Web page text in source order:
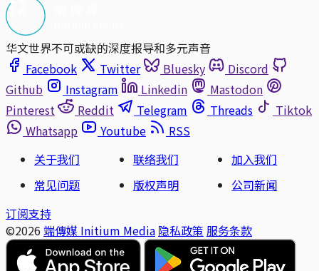
华文世界不可或缺的深度报导和多元声音
Facebook
Twitter Bluesky
Discord
Github
Instagram Linkedin
Mastodon
Pinterest
Reddit Telegram Threads
Tiktok
Whatsapp
Youtube
RSS
关于我们
联络我们
加入我们
常见问题
版权声明
公司新闻
订阅支持
©2026 端傳媒 Initium Media 隐私政策 服务条款